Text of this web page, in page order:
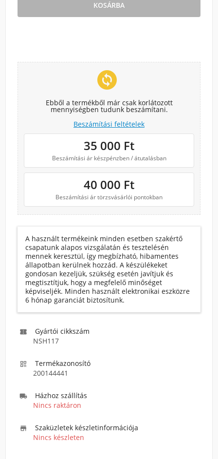
KOSÁRBA
change_circle
Ebből a termékből már csak korlátozott
mennyiségben tudunk beszámítani.
Beszámítási feltételek
35 000 Ft
Beszámítási ár készpénzben / átutalásban
40 000 Ft
Beszámítási ár törzsvásárlói pontokban
A használt termékeink minden esetben szakértő
csapatunk alapos vizsgálatán és tesztelésén
mennek keresztül, így megbízható, hibamentes
állapotban kerülnek hozzád. A készülékeket
gondosan kezeljük, szükség esetén javítjuk és
megtisztítjuk, hogy a megfelelő minőséget
képviseljék. Minden használt elektronikai eszközre
6 hónap garanciát biztosítunk.

Gyártói cikkszám
NSH117

Termékazonosító
200144441

Házhoz szállítás
Nincs raktáron

Szaküzletek készletinformációja
Nincs készleten